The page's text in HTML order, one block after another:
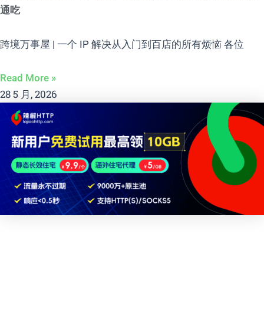
通吃
跨境万事屋 | 一个 IP 解决从入门到百店的所有烦恼 各位
Read More »
28 5 月, 2026